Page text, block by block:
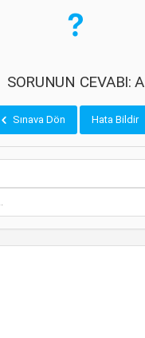
SORUNUN CEVABI: A
Sınava Dön Hata Bildir